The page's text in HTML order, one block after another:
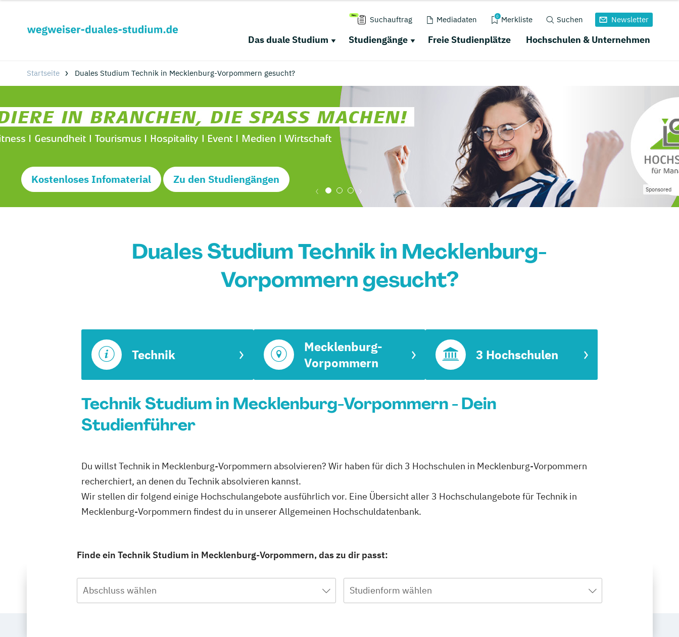
Suchauftrag Mediadaten 0 Merkliste Suchen Newsletter
Das duale Studium Studiengänge Freie Studienplätze Hochschulen & Unternehmen
Startseite Duales Studium Technik in Mecklenburg-Vorpommern gesucht?
Kostenloses Infomaterial Zu den Studiengängen
Sponsored
Duales Studium Technik in Mecklenburg-
Vorpommern gesucht?
Technik
Mecklenburg-
Vorpommern
3 Hochschulen
Technik Studium in Mecklenburg-Vorpommern - Dein
Studienführer
Du willst Technik in Mecklenburg-Vorpommern absolvieren? Wir haben für dich 3 Hochschulen in Mecklenburg-Vorpommern
recherchiert, an denen du Technik absolvieren kannst.
Wir stellen dir folgend einige Hochschulangebote ausführlich vor. Eine Übersicht aller 3 Hochschulangebote für Technik in
Mecklenburg-Vorpommern findest du in unserer Allgemeinen Hochschuldatenbank.
Finde ein Technik Studium in Mecklenburg-Vorpommern, das zu dir passt:
Abschluss wählen Studienform wählen